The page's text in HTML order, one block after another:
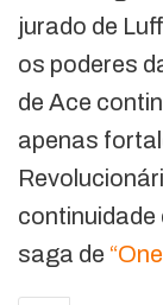
jurado de
os poderes
de Ace
apenas
continuidade
saga de